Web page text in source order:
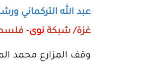
عبد الله التركماني
غزة/ شبكة نوى-